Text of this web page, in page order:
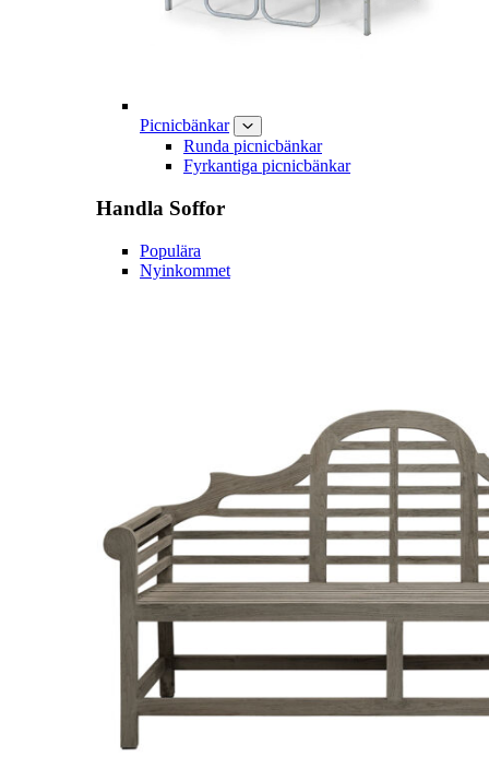
Picnicbänkar
Runda picnicbänkar
Fyrkantiga picnicbänkar
Handla Soffor
Populära
Nyinkommet